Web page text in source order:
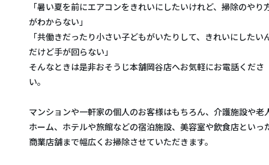
「暑い夏を前にエアコンをきれいにしたいけれど、掃除のやり
がわからない」
「共働きだったり小さい子どもがいたりして、きれいにしたい
だけど手が回らない」
そんなときは是非おそうじ本舗岡谷店へお気軽にお電話くださ
い。
マンションや一軒家の個人のお客様はもちろん、介護施設や老
ホーム、ホテルや旅館などの宿泊施設、美容室や飲食店といっ
商業店舗まで幅広くお掃除させていただきます。